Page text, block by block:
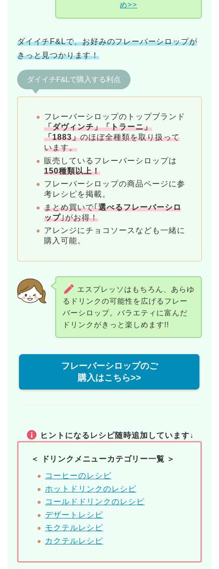
め>>
ダイイチF&Lで、お好みのフレーバーシロップが
きっと見つかります！
ダイイチF&Lで購入する利点
フレーバーシロップのトップブランド
「ダヴィンチ」「トラーニ」
「1883」のほぼ全種類を取り扱って
います。
販売しているフレーバーシロップは
150種類以上！
フレーバーシロップの商品ページに参
考レシピを掲載。
まとめ買いで｢選べるフレーバーシロ
ップ｣がお得！
アレンジにチョコソースなども一緒に
購入可能。
エスプレッソはもちろん、あらゆ
るドリンクの可能性を広げるフレー
バーシロップ。バラエティに富んだ
ドリンクがきっと楽しめます!!
フレーバーシロップのご
購入はこちら>>
ヒントになるレシピ随時追加しています↓
＜ ドリンクメニューカテゴリー一覧 ＞
コーヒーのレシピ
ホットドリンクのレシピ
コールドドリンクのレシピ
デザートレシピ
モクテルレシピ
カクテルレシピ